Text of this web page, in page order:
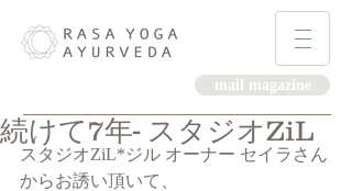
mail magazine
続けて7年- スタジオZiL
スタジオZiL*ジル オーナー セイラさん
からお誘い頂いて、